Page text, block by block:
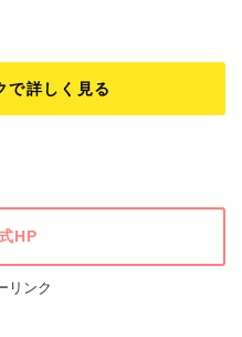
で詳しく見る
HP
リンク